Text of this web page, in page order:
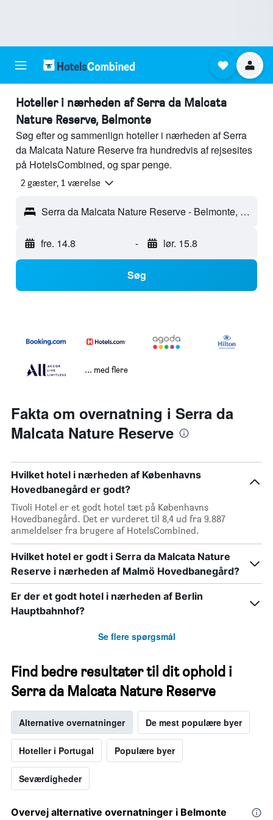
Hoteller i nærheden af Serra da Malcata
Nature Reserve, Belmonte
Søg efter og sammenlign hoteller i nærheden af Serra
da Malcata Nature Reserve fra hundredvis af rejsesites
på HotelsCombined, og spar penge.
2 gæster, 1 værelse
Serra da Malcata Nature Reserve - Belmonte, Portugal
fre. 14.8 - lør. 15.8
Søg
... med flere
Fakta om overnatning i Serra da
Malcata Nature Reserve
Hvilket hotel i nærheden af Københavns
Hovedbanegård er godt?
Tivoli Hotel er et godt hotel tæt på Københavns
Hovedbanegård. Det er vurderet til 8,4 ud fra 9.887
anmeldelser fra brugere af HotelsCombined.
Hvilket hotel er godt i Serra da Malcata Nature
Reserve i nærheden af Malmö Hovedbanegård?
Er der et godt hotel i nærheden af Berlin
Hauptbahnhof?
Se flere spørgsmål
Find bedre resultater til dit ophold i
Serra da Malcata Nature Reserve
Alternative overnatninger De mest populære byer
Hoteller i Portugal Populære byer
Seværdigheder
Overvej alternative overnatninger i Belmonte